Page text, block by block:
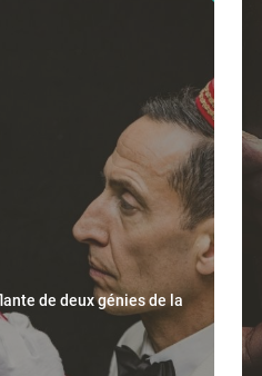
de deux génies de la